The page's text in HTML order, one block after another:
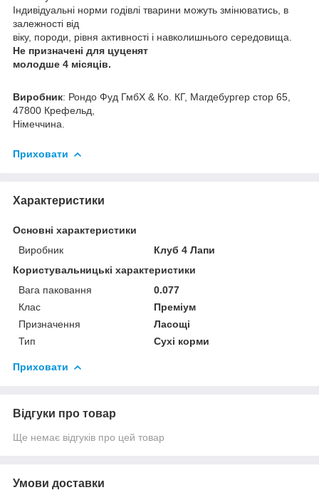
Індивідуальні норми годівлі тварини можуть змінюватись, в
залежності від
віку, породи, рівня активності і навколишнього середовища.
Не призначені для цуценят
молодше 4 місяців.
Виробник: Рондо Фуд ГмбХ & Ко. КГ, Магдебургер стор 65,
47800 Крефельд,
Німеччина.
Приховати
Характеристики
Основні характеристики
Виробник
Клуб 4 Лапи
Користувальницькі характеристики
Вага паковання
0.077
Клас
Преміум
Призначення
Ласощі
Тип
Сухі корми
Приховати
Відгуки про товар
Ще немає відгуків про цей товар
Умови доставки